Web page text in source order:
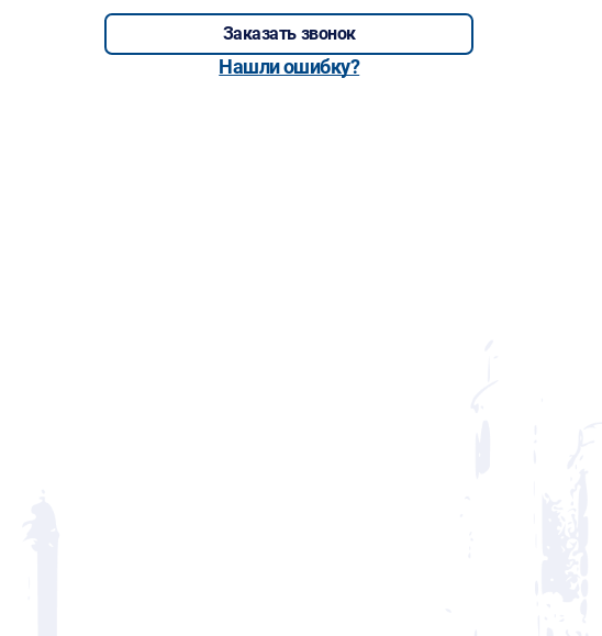
Заказать звонок
Нашли ошибку?